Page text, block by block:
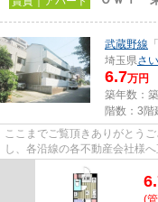
武蔵野線 「
埼玉県さ
6.7万円
築年数：
階数：3階
ここまでご覧頂きありがとう
し、各沿線の各不動産会社様
しております！最新の情報は...
(